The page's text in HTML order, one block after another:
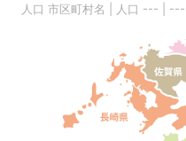
人口 市区町村名 | 人口 --- |